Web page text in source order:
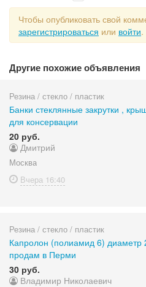
Чтобы опубликовать свой
зарегистрироваться или войти.
Другие похожие объявления
Резина / стекло / пластик
Банки стеклянные закрутки ,
для консервации
20 руб.
Дмитрий
Москва
Вчера 16:40
Резина / стекло / пластик
Капролон (полиамид 6) диаметр
продам в Перми
30 руб.
Владимир Николаевич